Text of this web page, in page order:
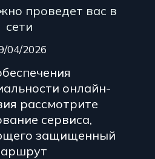
проведет вас в
сети
04/2026
онлайн-
рассмотрите
сервиса,
защищенный